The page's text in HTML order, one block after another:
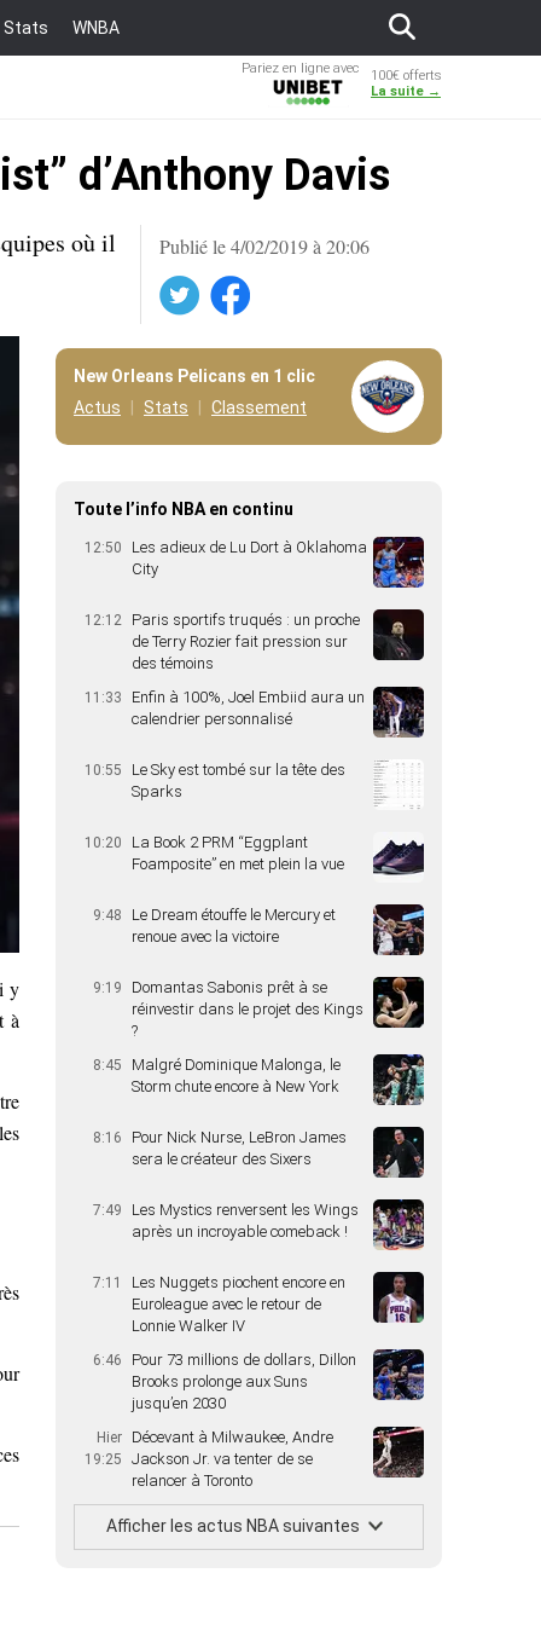
Stats WNBA
Pariez en ligne avec
100€ offerts
La suite →
d’Anthony Davis
Publié le 4/02/2019 à 20:06
Facebook
où il
y
à
New Orleans Pelicans en 1 clic
Actus
Stats Classement
Toute l’info NBA en continu
12:50
Les adieux de Lu Dort à Oklahoma
City
12:12
Paris sportifs truqués : un proche
de Terry Rozier fait pression sur
des témoins
11:33
Enfin à 100%, Joel Embiid aura un
calendrier personnalisé
10:55
Le Sky est tombé sur la tête des
Sparks
10:20
La Book 2 PRM “Eggplant
Foamposite” en met plein la vue
9:48
Le Dream étouffe le Mercury et
renoue avec la victoire
9:19
Domantas Sabonis prêt à se
réinvestir dans le projet des Kings
?
8:45
Malgré Dominique Malonga, le
Storm chute encore à New York
8:16
Pour Nick Nurse, LeBron James
sera le créateur des Sixers
7:49
Les Mystics renversent les Wings
après un incroyable comeback !
7:11
Les Nuggets piochent encore en
Euroleague avec le retour de
Lonnie Walker IV
6:46
Pour 73 millions de dollars, Dillon
Brooks prolonge aux Suns
jusqu’en 2030
Hier
19:25
Décevant à Milwaukee, Andre
Jackson Jr. va tenter de se
relancer à Toronto
Afficher les actus NBA suivantes